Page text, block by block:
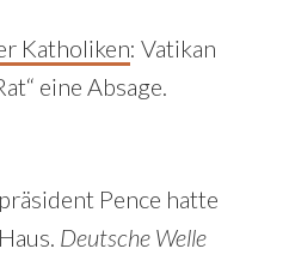
Katholiken: Vatikan
eine Absage.
Pence hatte
Deutsche Welle